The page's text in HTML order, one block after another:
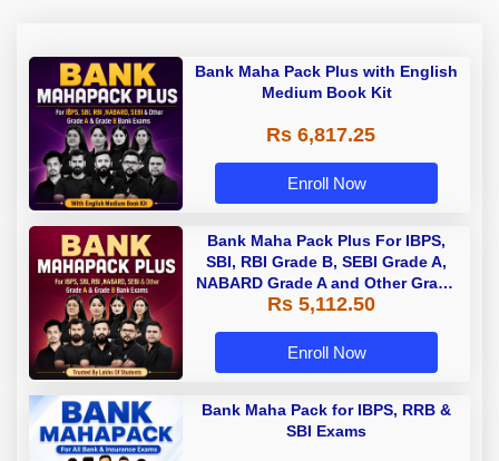
Bank Maha Pack Plus with English
Medium Book Kit
Rs 6,817.25
Enroll Now
Bank Maha Pack Plus For IBPS,
SBI, RBI Grade B, SEBI Grade A,
NABARD Grade A and Other Grade
A & Grade B Bank Exams
Rs 5,112.50
Enroll Now
Bank Maha Pack for IBPS, RRB &
SBI Exams